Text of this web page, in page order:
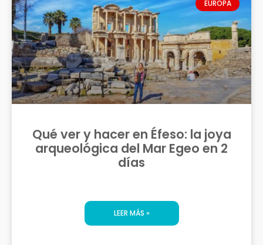
EUROPA
Qué ver y hacer en Éfeso: la joya
arqueológica del Mar Egeo en 2
días
LEER MÁS »